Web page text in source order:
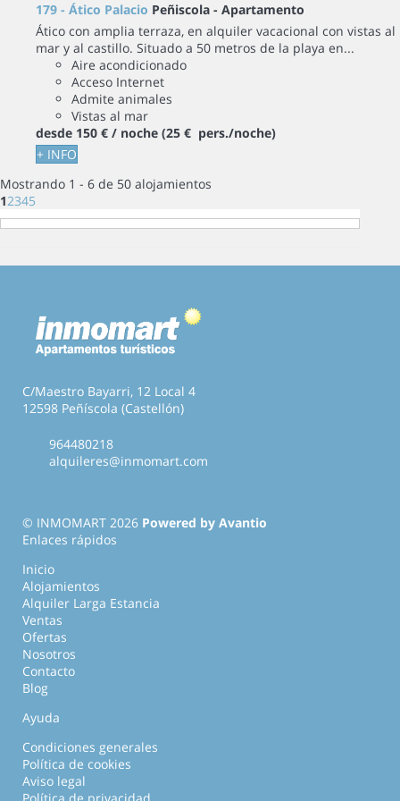
179 - Ático Palacio Peñiscola - Apartamento
Ático con amplia terraza, en alquiler vacacional con vistas al
mar y al castillo. Situado a 50 metros de la playa en...
Aire acondicionado
Acceso Internet
Admite animales
Vistas al mar
desde 150 € / noche (25 € pers./noche)
+ INFO
Mostrando 1 - 6 de 50 alojamientos
12345
C/Maestro Bayarri, 12 Local 4
12598 Peñíscola (Castellón)
964480218
alquileres@inmomart.com
© INMOMART 2026 Powered by Avantio
Enlaces rápidos
Inicio
Alojamientos
Alquiler Larga Estancia
Ventas
Ofertas
Nosotros
Contacto
Blog
Ayuda
Condiciones generales
Política de cookies
Aviso legal
Política de privacidad